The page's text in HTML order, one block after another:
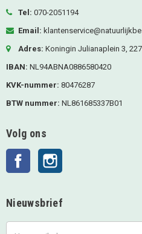
Tel: 070-2051194
Email:
Adres: Koningin Julianaplein 3,
IBAN: NL94ABNA0886580420
KVK-nummer: 80476287
BTW nummer: NL861685337B01
Volg ons
Facebook
Nieuwsbrief